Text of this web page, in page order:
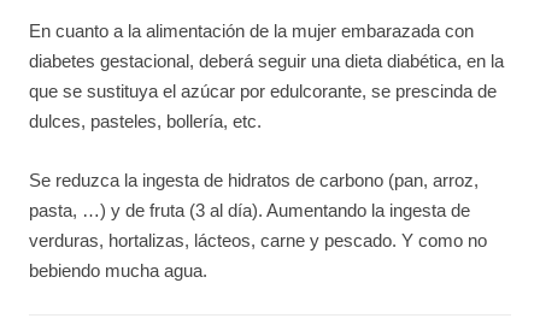
En cuanto a la alimentación de la mujer embarazada con
diabetes gestacional, deberá seguir una dieta diabética, en la
que se sustituya el azúcar por edulcorante, se prescinda de
dulces, pasteles, bollería, etc.
Se reduzca la ingesta de hidratos de carbono (pan, arroz,
pasta, …) y de fruta (3 al día). Aumentando la ingesta de
verduras, hortalizas, lácteos, carne y pescado. Y como no
bebiendo mucha agua.